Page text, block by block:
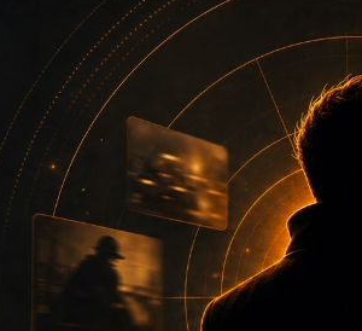
要内容。
返回首页的次数。
题内容。